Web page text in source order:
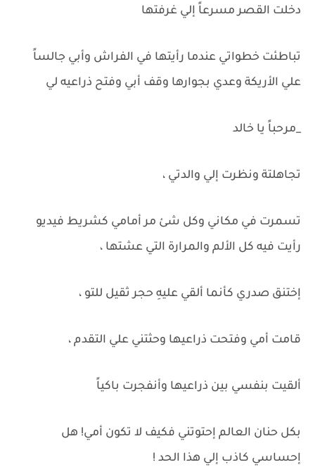
دخلت القصر مسرعاً إلي غرفتها
تباطئت خطواتي عندما رأيتها في الفراش وأبي جالساً
علي الأريكة وعدي بجوارها وقف أبي وفتح ذراعيه لي
_مرحباً يا خالد
تجاهلتة ونظرت إلي والدتي ،
تسمرت في مكاني وكل شئ مر أمامي كشريط فيديو
رأيت فيه كل الألم والمرارة التي عشتها ،
إختنق صدري كأنما ألقي عليهِ حجر ثقيل للتو ،
قامت أمي وفتحت ذراعيها وحثتني علي التقدم ،
ألقيت بنفسي بين ذراعيها وأنفجرت باكياً
بكل حنان العالم إحتوتني فكيف لا تكون أمي! هل
إحساسي كاذب إلي هذا الحد !